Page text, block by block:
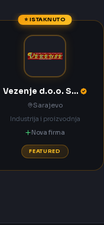
⭐ ISTAKNUTO
Vezenje d.o.o. Sarajevo
Sarajevo
Industrija i proizvodnja
Nova firma
FEATURED